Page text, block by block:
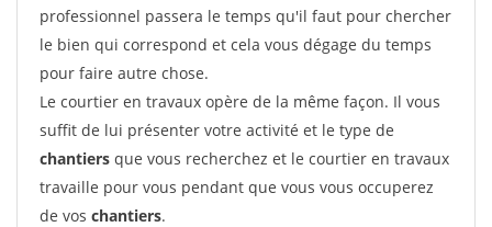
professionnel passera le temps qu'il faut pour chercher
le bien qui correspond et cela vous dégage du temps
pour faire autre chose.
Le courtier en travaux opère de la même façon. Il vous
suffit de lui présenter votre activité et le type de
chantiers que vous recherchez et le courtier en travaux
travaille pour vous pendant que vous vous occuperez
de vos chantiers.